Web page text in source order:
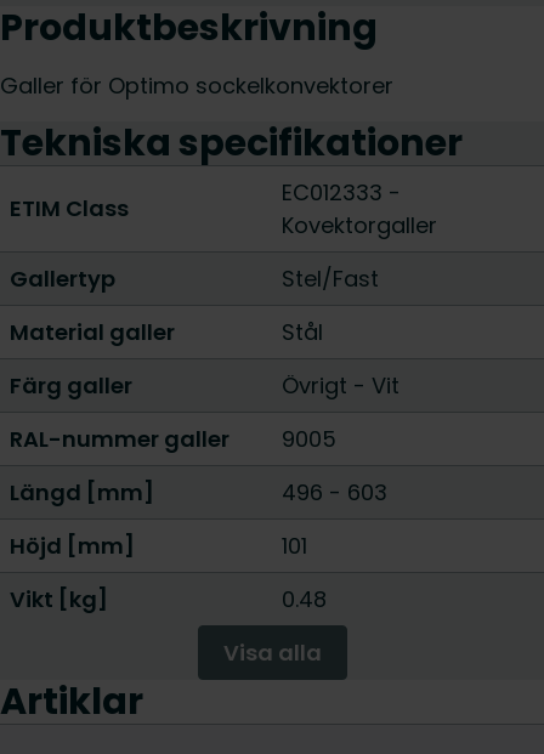
Produktbeskrivning
Galler för Optimo sockelkonvektorer
Tekniska specifikationer
ETIM Class
EC012333 -
Kovektorgaller
Gallertyp
Stel/Fast
Material galler
Stål
Färg galler
Övrigt - Vit
RAL-nummer galler
9005
Längd [mm]
496 - 603
Höjd [mm]
101
Vikt [kg]
0.48
Visa alla
Artiklar